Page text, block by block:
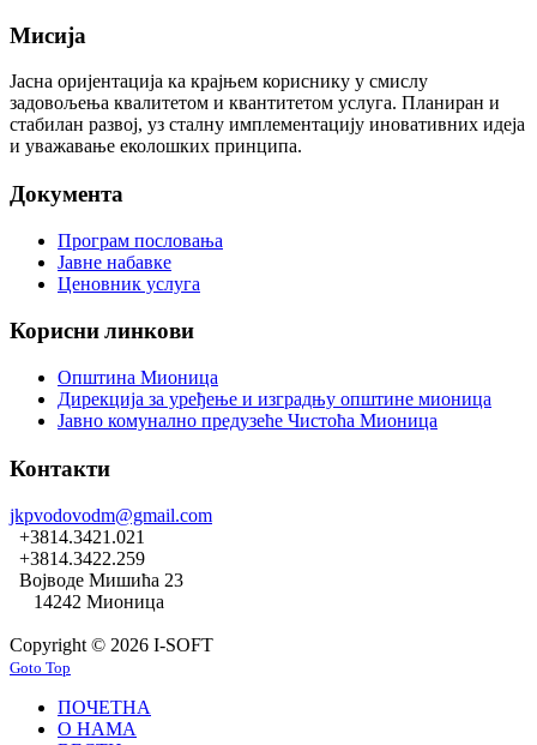
Мисија
Јасна оријентација ка крајњем кориснику у смислу
задовољења квалитетом и квантитетом услуга. Планиран и
стабилан развој, уз сталну имплементацију иновативних идеја
и уважавање еколошких принципа.
Документа
Програм пословања
Јавне набавке
Ценовник услуга
Корисни линкови
Општина Мионица
Дирекција за уређење и изградњу општине мионица
Јавно комунално предузеће Чистоћа Мионица
Контакти
jkpvodovodm@gmail.com
+3814.3421.021
+3814.3422.259
Војводе Мишића 23
14242 Мионица
Copyright © 2026 I-SOFT
Goto Top
ПОЧЕТНА
О НАМА